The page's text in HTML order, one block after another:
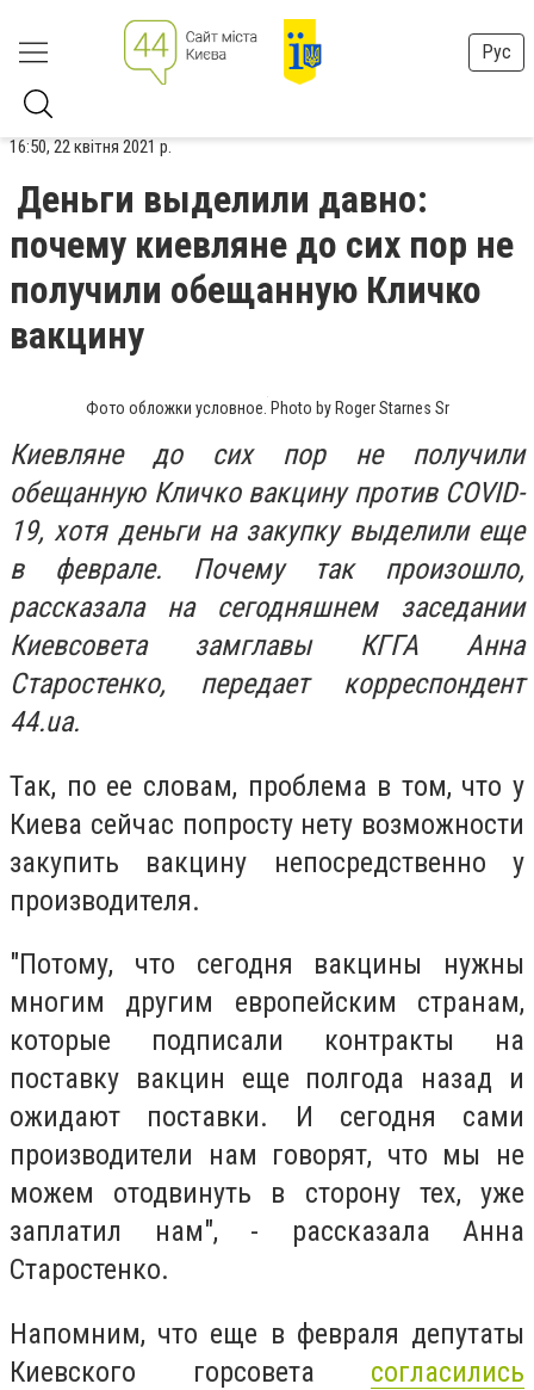
Рус
16:50, 22 квітня 2021 р.
Деньги выделили давно:
почему киевляне до сих пор не
получили обещанную Кличко
вакцину
Фото обложки условное. Photo by Roger Starnes Sr
Киевляне до сих пор не получили
обещанную Кличко вакцину против COVID-
19, хотя деньги на закупку выделили еще
в феврале. Почему так произошло,
рассказала на сегодняшнем заседании
Киевсовета замглавы КГГА Анна
Старостенко, передает корреспондент
44.ua.
Так, по ее словам, проблема в том, что у
Киева сейчас попросту нету возможности
закупить вакцину непосредственно у
производителя.
"Потому, что сегодня вакцины нужны
многим другим европейским странам,
которые подписали контракты на
поставку вакцин еще полгода назад и
ожидают поставки. И сегодня сами
производители нам говорят, что мы не
можем отодвинуть в сторону тех, уже
заплатил нам", - рассказала Анна
Старостенко.
Напомним, что еще в февраля депутаты
Киевского горсовета согласились